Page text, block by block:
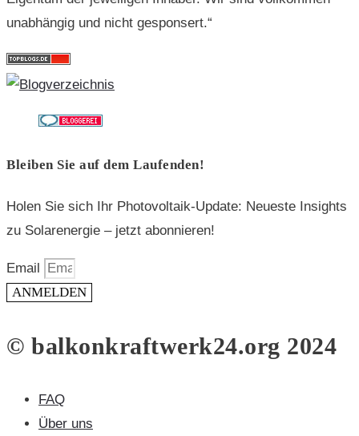
unabhängig und nicht gesponsert.“
Bleiben Sie auf dem Laufenden!
Holen Sie sich Ihr Photovoltaik-Update: Neueste Insights
zu Solarenergie – jetzt abonnieren!
Email
ANMELDEN
© balkonkraftwerk24.org 2024
FAQ
Über uns